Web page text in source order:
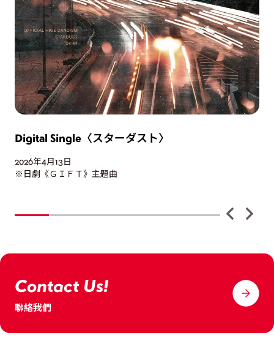
Digital Single〈スターダスト〉
2026年4月13日
※日劇《ＧＩＦＴ》主題曲
Contact Us!
聯絡我們